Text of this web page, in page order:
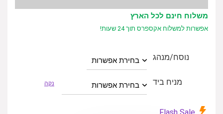
משלוח חינם לכל הארץ
אפשרות למשלוח אקספרס תוך 24 שעות!
נוסח/מנהג
מניח ביד נקה